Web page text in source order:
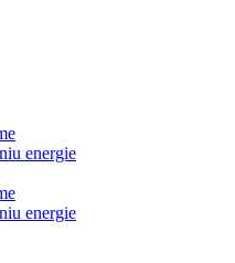
energie
energie